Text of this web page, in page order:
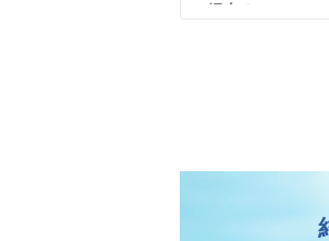
ご紹介！